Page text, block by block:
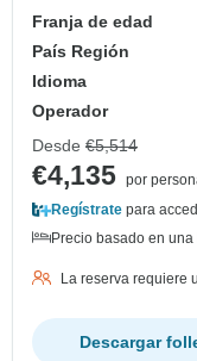
Franja de edad
País Región
Idioma
Operador
Desde €5,514
€4,135 por
Regístrate para
Precio basado en
La reserva requiere
Descargar